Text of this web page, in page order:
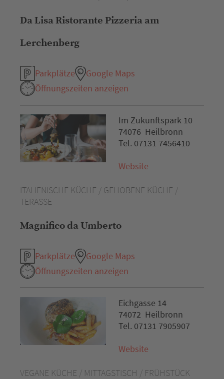
Da Lisa Ristorante Pizzeria am
Lerchenberg
Parkplätze
Google Maps
Öffnungszeiten anzeigen
ITALIENISCHE KÜCHE / GEHOBENE KÜCHE /
TERASSE
Magnifico da Umberto
Parkplätze
Google Maps
Öffnungszeiten anzeigen
Im Zukunftspark 10
74076 Heilbronn
Tel. 07131 7456410
Website
VEGANE KÜCHE / MITTAGSTISCH / FRÜHSTÜCK
Eichgasse 14
74072 Heilbronn
Tel. 07131 7905907
Website